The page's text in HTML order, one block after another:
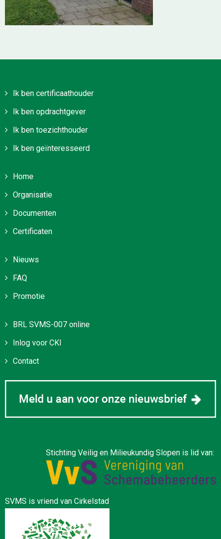
Ik ben certificaathouder
Ik ben opdrachtgever
Ik ben toezichthouder
Ik ben geïnteresseerd
Home
Organisatie
Documenten
Certificaten
Nieuws
FAQ
Promotie
BRL SVMS-007 online
Inlog voor CKI
Contact
Stichting Veilig en Milieukundig Slopen is lid van:
SVMS is vriend van Cirkelstad